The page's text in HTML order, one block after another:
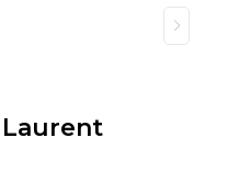
Laurent